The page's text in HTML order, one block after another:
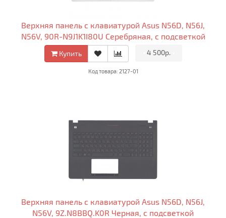
Верхняя панель с клавиатурой Asus N56D, N56J,
N56V, 90R-N9J1K1I80U Серебряная, с подсветкой
Купить 4 500р.
Код товара: 2127-01
Верхняя панель с клавиатурой Asus N56D, N56J,
N56V, 9Z.N8BBQ.K0R Черная, с подсветкой